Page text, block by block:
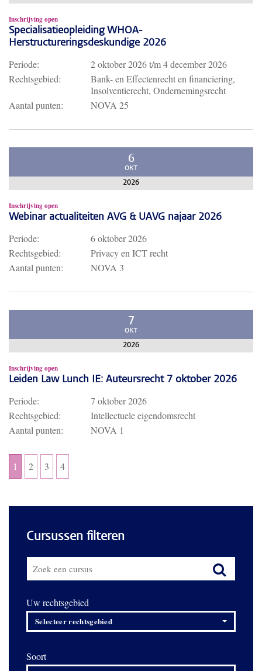
Inschrijving open
Specialisatieopleiding WHOA-
Herstructureringsdeskundige 2026
Periode: 2 oktober 2026t/m4 december 2026
Rechtsgebied:
Bank- en Effectenrecht en financiering,
Insolventierecht, Ondernemingsrecht
Aantal punten:
NOVA 25
6
OKT
2026
Inschrijving open
Webinar actualiteiten AVG & UAVG najaar 2026
Periode:
6 oktober 2026
Rechtsgebied:
Privacy en ICT recht
Aantal punten:
NOVA 3
7
OKT
2026
Inschrijving open
Leiden Law Lunch IE: Auteursrecht 7 oktober 2026
Periode:
7 oktober 2026
Rechtsgebied:
Intellectuele eigendomsrecht
Aantal punten:
NOVA 1
1 2 3 4
Cursussen filteren
Uw rechtsgebied
Selecteer rechtsgebied
Soort